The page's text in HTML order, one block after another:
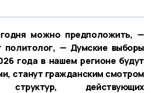
можно предположить, —
политолог, — Думские выборы
года в нашем регионе будут
станут гражданским смотром
структур, действующих